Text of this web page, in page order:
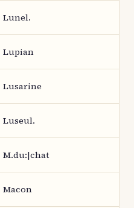
Lunel.
Lupian
Lusarine
Luseul.
M.du:|chat
Macon